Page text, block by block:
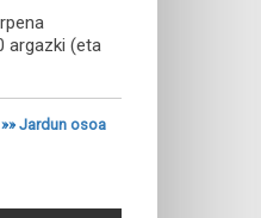
argazki (eta
»»Jardun osoa